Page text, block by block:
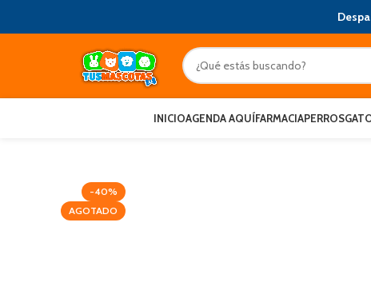
INICIOAGENDA AQUÍFARMACIAPERROS
-40%
AGOTADO